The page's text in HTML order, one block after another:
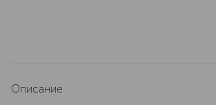
Описание